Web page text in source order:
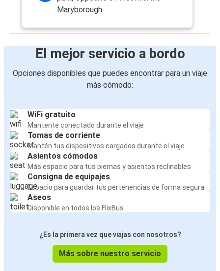
Maryborough
El mejor servicio a bordo
Opciones disponibles que puedes encontrar para un viaje
más cómodo:
WiFi gratuito
Mantente conectado durante el viaje
Tomas de corriente
Mantén tus dispositivos cargados durante el viaje
Asientos cómodos
Más espacio para tus piernas y asientos reclinables
Consigna de equipajes
Espacio para guardar tus pertenencias de forma segura
Aseos
Disponible en todos los FlixBus
¿Es la primera vez que viajas con nosotros?
Más sobre nuestro servicio